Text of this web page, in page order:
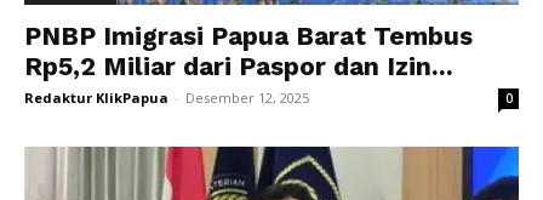
PNBP Imigrasi Papua Barat Tembus
Rp5,2 Miliar dari Paspor dan Izin...
Redaktur KlikPapua - Desember 12, 2025 0